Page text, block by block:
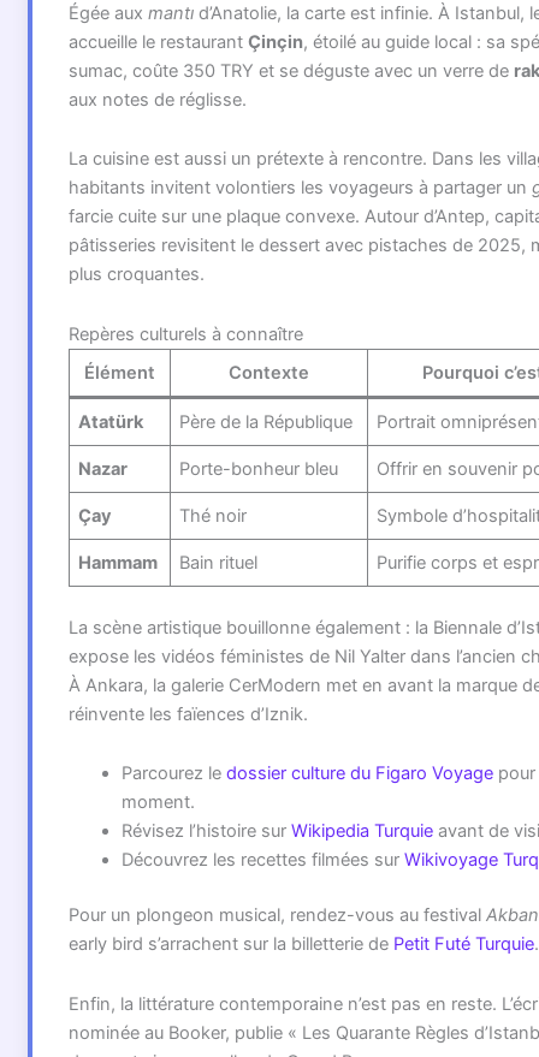
Égée aux mantıd’Anatolie, la carte est infinie. À Istanbul,
accueille le restaurant Çinçin, étoilé au guide local : sa
sumac, coûte 350 TRY et se déguste avec un verre de
aux notes de réglisse.
La cuisine est aussi un prétexte à rencontre. Dans les
habitants invitent volontiers les voyageurs à partager un
farcie cuite sur une plaque convexe. Autour d’Antep,
pâtisseries revisitent le dessert avec pistaches de 2025,
plus croquantes.
Repères culturels à connaître
Élément
Contexte Pourquoi
Atatürk Père de la République Portrait
Nazar Porte-bonheur bleu Offrir en souvenir
Çay Thé noir Symbole
Hammam Bain rituel Purifie corps et
La scène artistique bouillonne également : la Biennale
expose les vidéos féministes de Nil Yalter dans l’ancien
À Ankara, la galerie CerModern met en avant la marque
réinvente les faïences d’Iznik.
Parcourez le dossier culture du Figaro Voyagepour
moment.
Révisez l’histoire sur Wikipedia Turquieavant de
Découvrez les recettes filmées sur Wikivoyage
Pour un plongeon musical, rendez-vous au festival
early bird s’arrachent sur la billetterie de Petit Futé Turquie.
Enfin, la littérature contemporaine n’est pas en reste.
nominée au Booker, publie « Les Quarante Règles